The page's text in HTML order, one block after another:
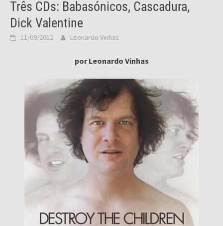
Três CDs: Babasónicos, Cascadura,
Dick Valentine
11/09/2012 Leonardo Vinhas
por Leonardo Vinhas